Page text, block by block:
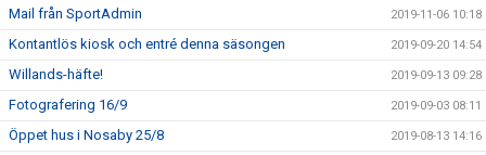
Mail från SportAdmin 2019-11-06 10:18
Kontantlös kiosk och entré denna säsongen 2019-09-20 14:54
Willands-häfte! 2019-09-13 09:28
Fotografering 16/9 2019-09-03 08:11
Öppet hus i Nosaby 25/8 2019-08-13 14:16